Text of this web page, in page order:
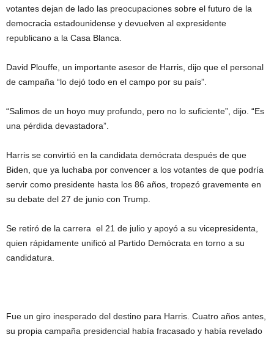
votantes dejan de lado las preocupaciones sobre el futuro de la
democracia estadounidense y devuelven al expresidente
republicano a la Casa Blanca.
David Plouffe, un importante asesor de Harris, dijo que el personal
de campaña “lo dejó todo en el campo por su país”.
“Salimos de un hoyo muy profundo, pero no lo suficiente”, dijo. “Es
una pérdida devastadora”.
Harris se convirtió en la candidata demócrata después de que
Biden, que ya luchaba por convencer a los votantes de que podría
servir como presidente hasta los 86 años, tropezó gravemente en
su debate del 27 de junio con Trump.
Se retiró de la carrera el 21 de julio y apoyó a su vicepresidenta,
quien rápidamente unificó al Partido Demócrata en torno a su
candidatura.
Fue un giro inesperado del destino para Harris. Cuatro años antes,
su propia campaña presidencial había fracasado y había revelado